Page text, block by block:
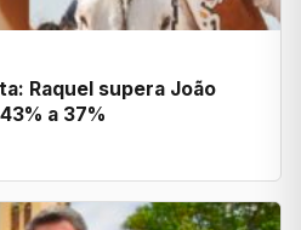
Raquel supera João
a 37%